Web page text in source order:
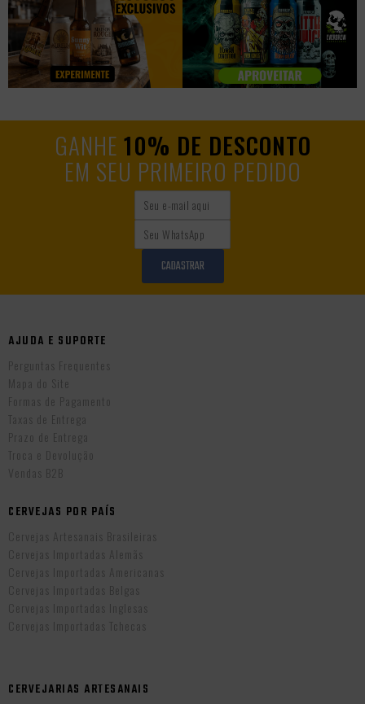
GANHE 10% DE DESCONTO
EM SEU PRIMEIRO PEDIDO
CADASTRAR
AJUDA E SUPORTE
Perguntas Frequentes
Mapa do Site
Formas de Pagamento
Taxas de Entrega
Prazo de Entrega
Troca e Devolução
Vendas B2B
CERVEJAS POR PAÍS
Cervejas Artesanais Brasileiras
Cervejas Importadas Alemãs
Cervejas Importadas Americanas
Cervejas Importadas Belgas
Cervejas Importadas Inglesas
Cervejas Importadas Tchecas
CERVEJARIAS ARTESANAIS